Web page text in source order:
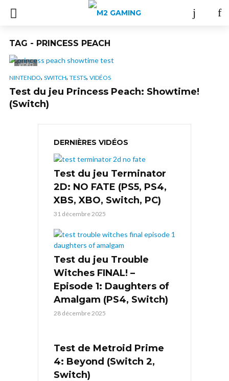
TAG - PRINCESS PEACH
VIDÉO
NINTENDO, SWITCH, TESTS, VIDÉOS
Test du jeu Princess Peach: Showtime!
(Switch)
DERNIÈRES VIDÉOS
Test du jeu Terminator
2D: NO FATE (PS5, PS4,
XBS, XBO, Switch, PC)
31 décembre 2025
Test du jeu Trouble
Witches FINAL! –
Episode 1: Daughters of
Amalgam (PS4, Switch)
28 décembre 2025
Test de Metroid Prime
4: Beyond (Switch 2,
Switch)